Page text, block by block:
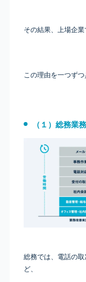
その結果、上場企業
この理由を一つずつ
（１）総務業
総務では、電話の
ど、